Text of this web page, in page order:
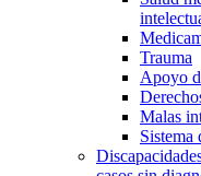
Trauma
Apoyo
Malas
Sistema